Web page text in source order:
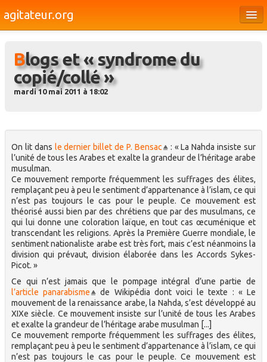
agitateur.org
Bourges & le Cher
Société
Médias
Dossiers
Brèves
Blogs et « syndrome du
copié/collé »
mardi 10 mai 2011 à 18:02
On lit dans le dernier billet de P. Bensac
: « La Nahda insiste sur
l’unité de tous les Arabes et exalte la grandeur de l’héritage arabe
musulman.
Ce mouvement remporte fréquemment les suffrages des élites,
remplaçant peu à peu le sentiment d’appartenance à l’islam, ce qui
n’est pas toujours le cas pour le peuple. Ce mouvement est
théorisé aussi bien par des chrétiens que par des musulmans, ce
qui lui donne une coloration laïque, en tout cas œcuménique et
transcendant les religions. Après la Première Guerre mondiale, le
sentiment nationaliste arabe est très fort, mais c’est néanmoins la
division qui prévaut, division élaborée dans les Accords Sykes-
Picot. »
Ce qui n’est jamais que le pompage intégral d’une partie de
l’article panarabisme
de Wikipédia dont voici le texte : « Le
mouvement de la renaissance arabe, la Nahda, s’est développé au
XIXe siècle. Ce mouvement insiste sur l’unité de tous les Arabes
et exalte la grandeur de l’héritage arabe musulman [...]
Ce mouvement remporte fréquemment les suffrages des élites,
remplaçant peu à peu le sentiment d’appartenance à l’islam, ce qui
n’est pas toujours le cas pour le peuple. Ce mouvement est